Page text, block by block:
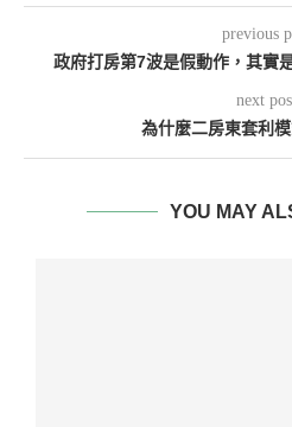
previous
政府打房第7波是假動作，其實
next
為什麼二房東套利
YOU MAY